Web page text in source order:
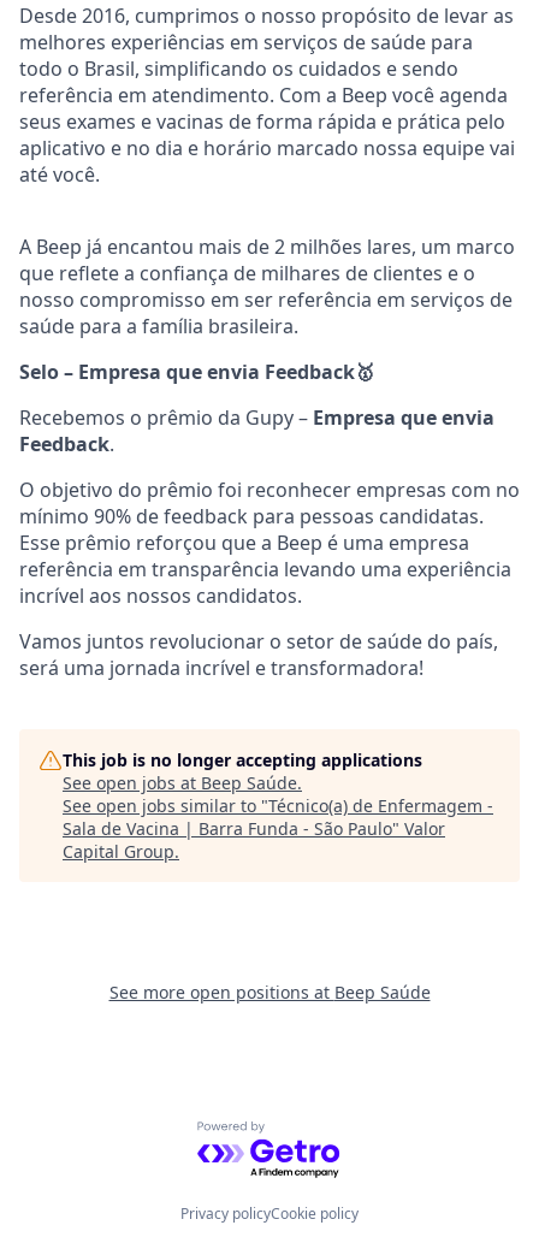
Desde 2016, cumprimos o nosso propósito de levar as
melhores experiências em serviços de saúde para
todo o Brasil, simplificando os cuidados e sendo
referência em atendimento. Com a Beep você agenda
seus exames e vacinas de forma rápida e prática pelo
aplicativo e no dia e horário marcado nossa equipe vai
até você.
A Beep já encantou mais de 2 milhões lares, um marco
que reflete a confiança de milhares de clientes e o
nosso compromisso em ser referência em serviços de
saúde para a família brasileira.
Selo – Empresa que envia Feedback🥇
Recebemos o prêmio da Gupy – Empresa que envia
Feedback.
O objetivo do prêmio foi reconhecer empresas com no
mínimo 90% de feedback para pessoas candidatas.
Esse prêmio reforçou que a Beep é uma empresa
referência em transparência levando uma experiência
incrível aos nossos candidatos.
Vamos juntos revolucionar o setor de saúde do país,
será uma jornada incrível e transformadora!
This job is no longer accepting applications
See open jobs at Beep Saúde.
See open jobs similar to "Técnico(a) de Enfermagem -
Sala de Vacina | Barra Funda - São Paulo" Valor
Capital Group.
See more open positions at Beep Saúde
Powered by Getro.com
Privacy policyCookie policy